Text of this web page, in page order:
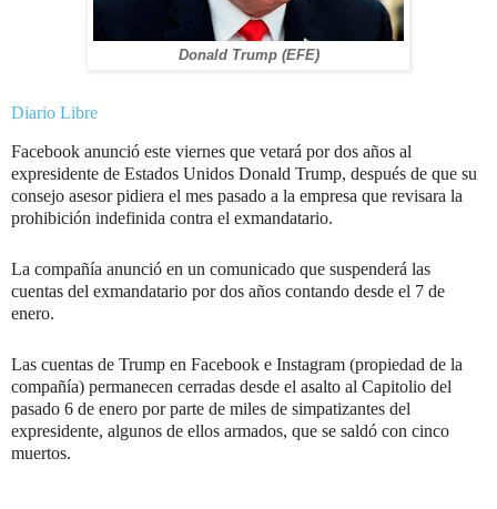
Donald Trump (EFE)
Diario Libre
Facebook anunció este viernes que vetará por dos años al
expresidente de Estados Unidos Donald Trump, después de que su
consejo asesor pidiera el mes pasado a la empresa que revisara la
prohibición indefinida contra el exmandatario.
La compañía anunció en un comunicado que suspenderá las
cuentas del exmandatario por dos años contando desde el 7 de
enero.
Las cuentas de Trump en Facebook e Instagram (propiedad de la
compañía) permanecen cerradas desde el asalto al Capitolio del
pasado 6 de enero por parte de miles de simpatizantes del
expresidente, algunos de ellos armados, que se saldó con cinco
muertos.